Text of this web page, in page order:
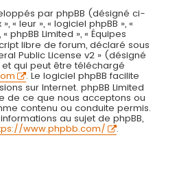
par phpBB (désigné ci-
« leur », « logiciel phpBB », «
« phpBB Limited », « Équipes
libre de forum, déclaré sous
Public License v2 » (désigné
et qui peut être téléchargé
. Le logiciel phpBB facilite
sur Internet. phpBB Limited
de ce que nous acceptons ou
contenu ou conduite permis.
au sujet de phpBB,
www.phpbb.com/ .